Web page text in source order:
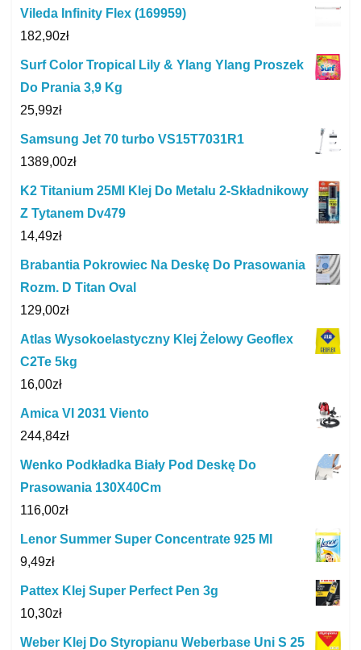
Vileda Infinity Flex (169959)
182,90zł
Surf Color Tropical Lily & Ylang Ylang Proszek
Do Prania 3,9 Kg
25,99zł
Samsung Jet 70 turbo VS15T7031R1
1389,00zł
K2 Titanium 25Ml Klej Do Metalu 2-Składnikowy
Z Tytanem Dv479
14,49zł
Brabantia Pokrowiec Na Deskę Do Prasowania
Rozm. D Titan Oval
129,00zł
Atlas Wysokoelastyczny Klej Żelowy Geoflex
C2Te 5kg
16,00zł
Amica VI 2031 Viento
244,84zł
Wenko Podkładka Biały Pod Deskę Do
Prasowania 130X40Cm
116,00zł
Lenor Summer Super Concentrate 925 Ml
9,49zł
Pattex Klej Super Perfect Pen 3g
10,30zł
Weber Klej Do Styropianu Weberbase Uni S 25